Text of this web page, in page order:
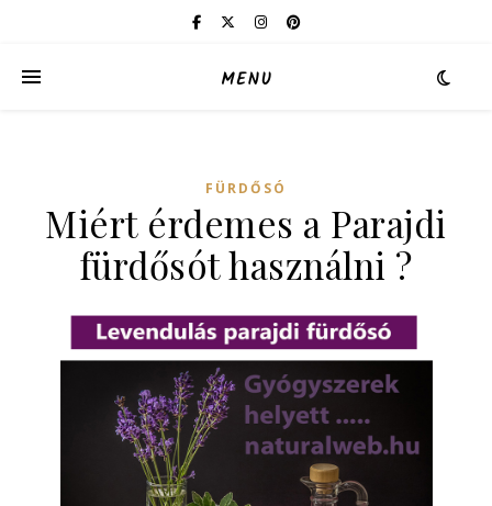
MENU
FÜRDŐSÓ
Miért érdemes a Parajdi
fürdősót használni ?